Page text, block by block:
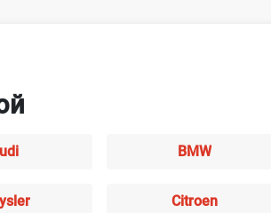
BMW
Citroen